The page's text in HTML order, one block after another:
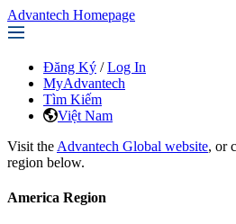
Advantech Homepage
Đăng Ký / Log In
MyAdvantech
Tìm Kiếm
Việt Nam
Visit the Advantech Global website, or
region below.
America Region